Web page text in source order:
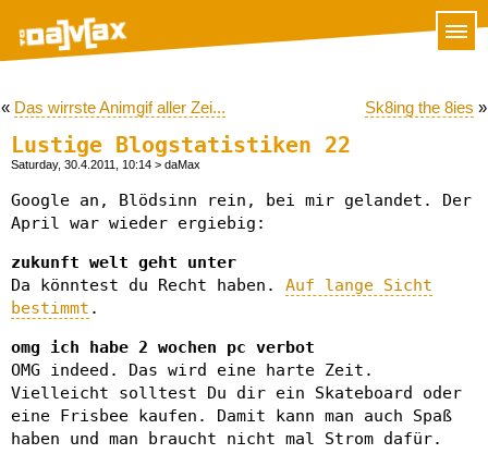
« Das wirrste Animgif aller Zei... Sk8ing the 8ies »
Lustige Blogstatistiken 22
Saturday, 30.4.2011, 10:14 > daMax
Google an, Blödsinn rein, bei mir gelandet. Der
April war wieder ergiebig:
zukunft welt geht unter
Da könntest du Recht haben. Auf lange Sicht
bestimmt .
omg ich habe 2 wochen pc verbot
OMG indeed. Das wird eine harte Zeit.
Vielleicht solltest Du dir ein Skateboard oder
eine Frisbee kaufen. Damit kann man auch Spaß
haben und man braucht nicht mal Strom dafür.